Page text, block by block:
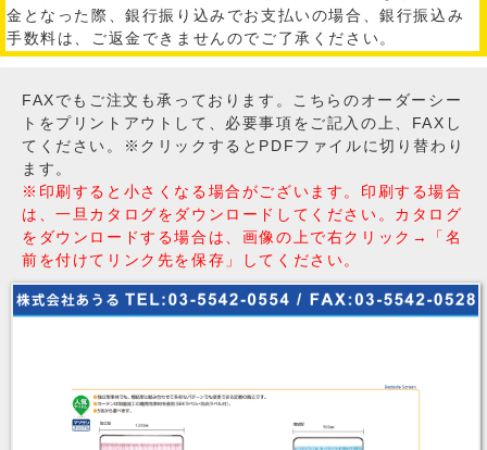
金となった際、銀行振り込みでお支払いの場合、銀行振込み
手数料は、ご返金できませんのでご了承ください。
FAXでもご注文も承っております。こちらのオーダーシー
トをプリントアウトして、必要事項をご記入の上、FAXし
てください。※クリックするとPDFファイルに切り替わり
ます。
※印刷すると小さくなる場合がございます。印刷する場合
は、一旦カタログをダウンロードしてください。カタログ
をダウンロードする場合は、画像の上で右クリック→「名
前を付けてリンク先を保存」してください。